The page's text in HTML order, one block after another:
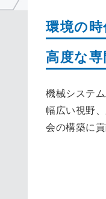
環境の時
高度な専
機械システ
幅広い視野
会の構築に